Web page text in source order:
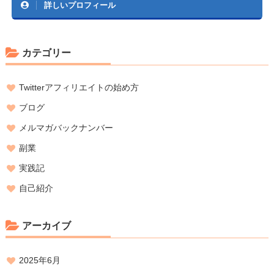
詳しいプロフィール
カテゴリー
Twitterアフィリエイトの始め方
ブログ
メルマガバックナンバー
副業
実践記
自己紹介
アーカイブ
2025年6月